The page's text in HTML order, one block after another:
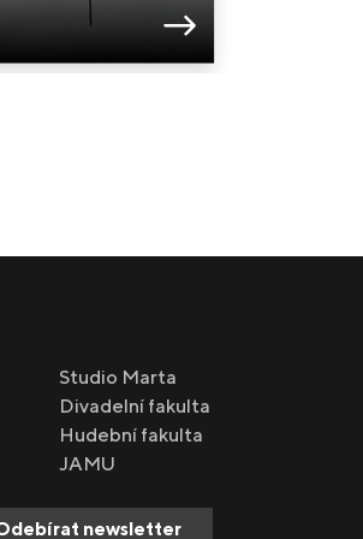
Studio Marta
Divadelní fakulta
Hudební fakulta
JAMU